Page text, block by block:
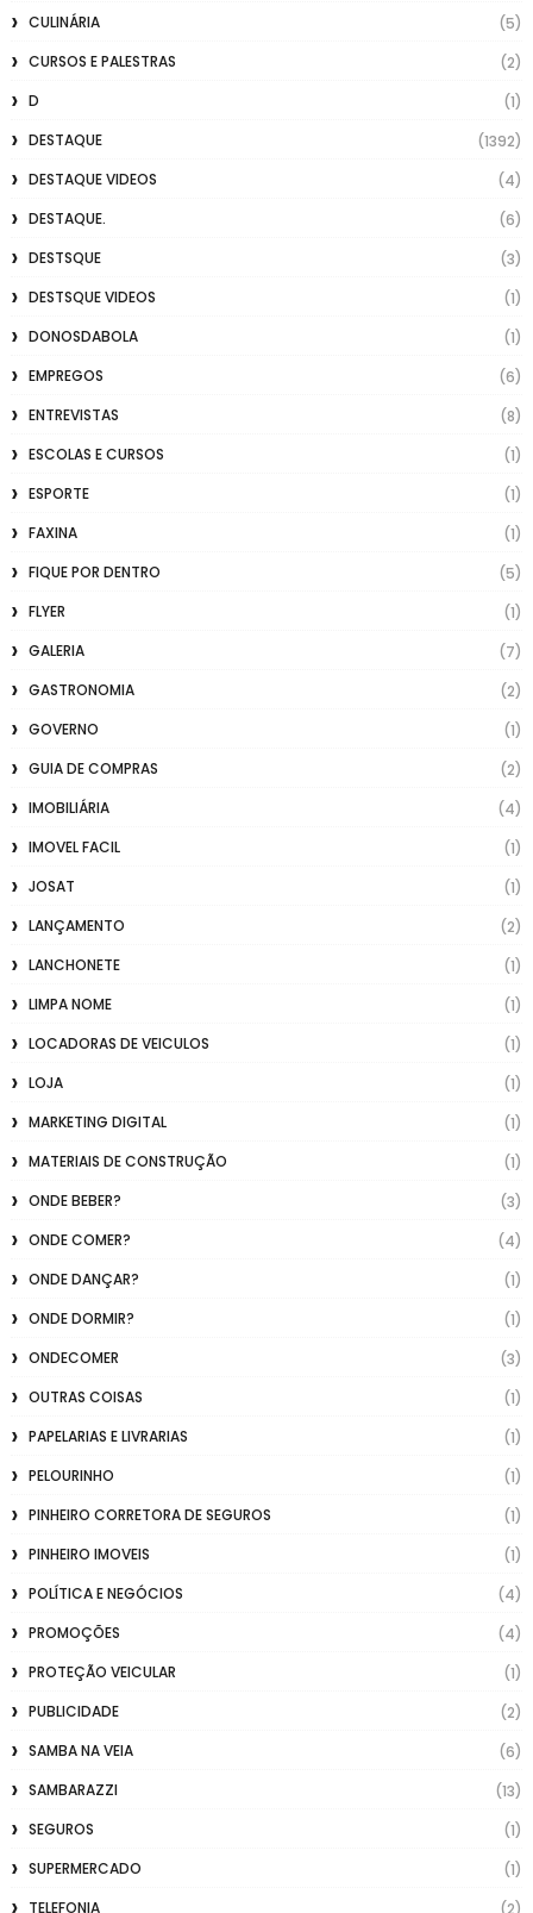
CULINÁRIA
(5)
CURSOS E PALESTRAS
(2)
D
(1)
DESTAQUE
(1392)
DESTAQUE VIDEOS
(4)
DESTAQUE.
(6)
DESTSQUE
(3)
DESTSQUE VIDEOS
(1)
DONOSDABOLA
(1)
EMPREGOS
(6)
ENTREVISTAS
(8)
ESCOLAS E CURSOS
(1)
ESPORTE
(1)
FAXINA
(1)
FIQUE POR DENTRO
(5)
FLYER
(1)
GALERIA
(7)
GASTRONOMIA
(2)
GOVERNO
(1)
GUIA DE COMPRAS
(2)
IMOBILIÁRIA
(4)
IMOVEL FACIL
(1)
JOSAT
(1)
LANÇAMENTO
(2)
LANCHONETE
(1)
LIMPA NOME
(1)
LOCADORAS DE VEICULOS
(1)
LOJA
(1)
MARKETING DIGITAL
(1)
MATERIAIS DE CONSTRUÇÃO
(1)
ONDE BEBER?
(3)
ONDE COMER?
(4)
ONDE DANÇAR?
(1)
ONDE DORMIR?
(1)
ONDECOMER
(3)
OUTRAS COISAS
(1)
PAPELARIAS E LIVRARIAS
(1)
PELOURINHO
(1)
PINHEIRO CORRETORA DE SEGUROS
(1)
PINHEIRO IMOVEIS
(1)
POLÍTICA E NEGÓCIOS
(4)
PROMOÇÕES
(4)
PROTEÇÃO VEICULAR
(1)
PUBLICIDADE
(2)
SAMBA NA VEIA
(6)
SAMBARAZZI
(13)
SEGUROS
(1)
SUPERMERCADO
(1)
TELEFONIA
(2)